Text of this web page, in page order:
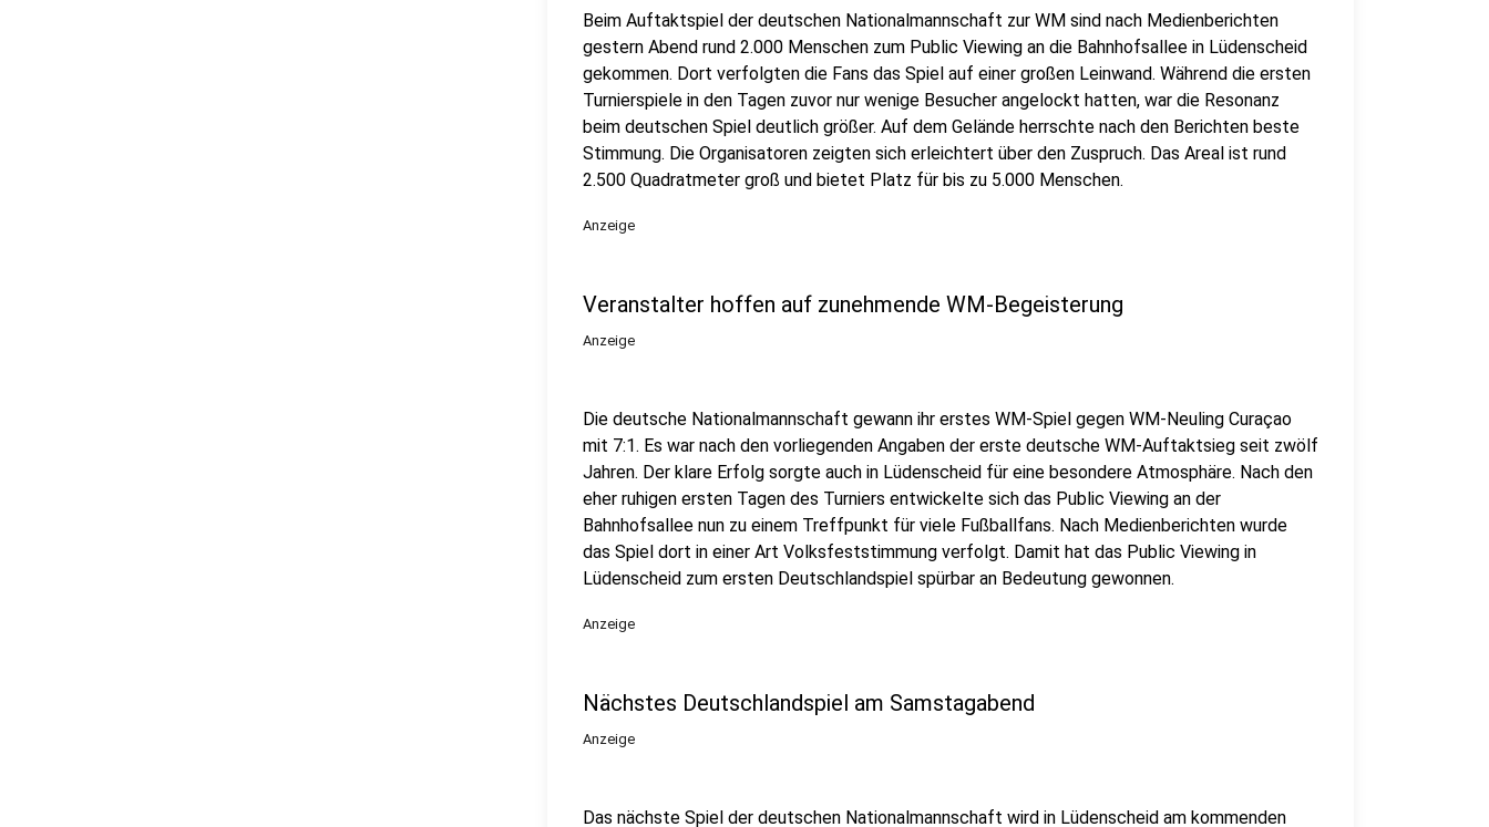
Beim Auftaktspiel der deutschen Nationalmannschaft zur WM sind nach Medienberichten
gestern Abend rund 2.000 Menschen zum Public Viewing an die Bahnhofsallee in Lüdenscheid
gekommen. Dort verfolgten die Fans das Spiel auf einer großen Leinwand. Während die ersten
Turnierspiele in den Tagen zuvor nur wenige Besucher angelockt hatten, war die Resonanz
beim deutschen Spiel deutlich größer. Auf dem Gelände herrschte nach den Berichten beste
Stimmung. Die Organisatoren zeigten sich erleichtert über den Zuspruch. Das Areal ist rund
2.500 Quadratmeter groß und bietet Platz für bis zu 5.000 Menschen.
Anzeige
Veranstalter hoffen auf zunehmende WM-Begeisterung
Anzeige
Die deutsche Nationalmannschaft gewann ihr erstes WM-Spiel gegen WM-Neuling Curaçao
mit 7:1. Es war nach den vorliegenden Angaben der erste deutsche WM-Auftaktsieg seit zwölf
Jahren. Der klare Erfolg sorgte auch in Lüdenscheid für eine besondere Atmosphäre. Nach den
eher ruhigen ersten Tagen des Turniers entwickelte sich das Public Viewing an der
Bahnhofsallee nun zu einem Treffpunkt für viele Fußballfans. Nach Medienberichten wurde
das Spiel dort in einer Art Volksfeststimmung verfolgt. Damit hat das Public Viewing in
Lüdenscheid zum ersten Deutschlandspiel spürbar an Bedeutung gewonnen.
Anzeige
Nächstes Deutschlandspiel am Samstagabend
Anzeige
Das nächste Spiel der deutschen Nationalmannschaft wird in Lüdenscheid am kommenden